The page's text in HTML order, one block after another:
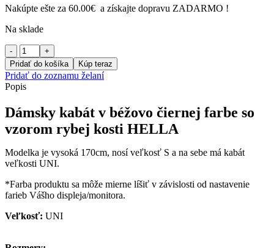
Nakúpte ešte za 60.00€ a získajte dopravu ZADARMO !
Na sklade
množstvo
Dámsky
kabát
v
béžovo
farbe
so
vzorom
rybej
kosti
HELLA
Pridať do košíka Kúp teraz
Pridať do zoznamu želaní
Popis
Dámsky kabát v béžovo čiernej farbe so
vzorom rybej kosti HELLA
Modelka je vysoká 170cm, nosí veľkosť S a na sebe má kabát
veľkosti UNI.
*Farba produktu sa môže mierne líšiť v závislosti od nastavenie
farieb Vášho displeja/monitora.
Veľkosť: UNI